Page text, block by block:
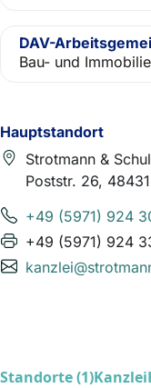
Hauptstandort
Strotmann &
Poststr. 26,
+49 (5971) 924
+49 (5971) 924
DAV-
Bau- und
Standorte (1)Kanzlei